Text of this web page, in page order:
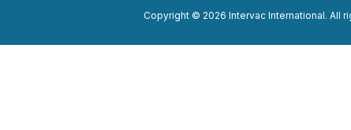
Copyright © 2026 Intervac International. All